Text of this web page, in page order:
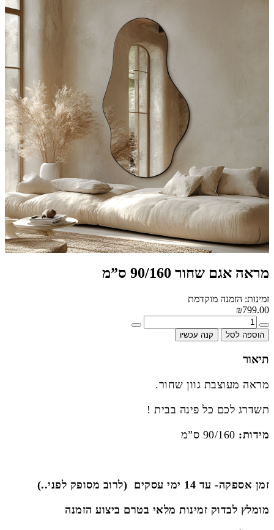
מראה אגם שחור 90/160 ס”מ
זמינות: הזמנה מוקדמת
₪799.00
הוספה לסל קנה עכשיו
תיאור
מראה מעוצבת גוון שחור.
תשדרג לכם כל פינה בבית !
מידות:
זמן אספקה- עד 14 ימי עסקים (לרוב מסופק לפני..)
מומלץ לבדוק זמינות מלאי בטרם ביצוע הזמנה